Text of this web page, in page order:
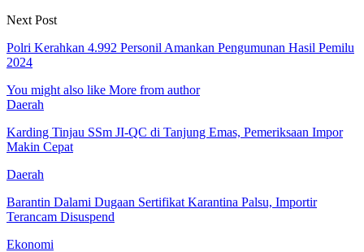
Next Post
Polri Kerahkan 4.992 Personil Amankan Pengumunan Hasil Pemilu
2024
You might also like More from author
Daerah
Karding Tinjau SSm JI-QC di Tanjung Emas, Pemeriksaan Impor
Makin Cepat
Daerah
Barantin Dalami Dugaan Sertifikat Karantina Palsu, Importir
Terancam Disuspend
Ekonomi